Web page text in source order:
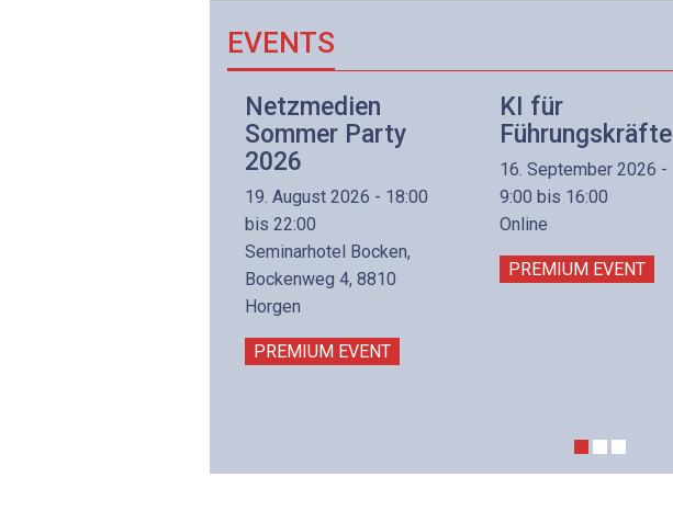
EVENTS
Netzmedien
Sommer Party
2026
19. August 2026 - 18:00
bis 22:00
Seminarhotel Bocken,
Bockenweg 4, 8810
Horgen
PREMIUM EVENT
KI für
Führungskräfte
16. September 2026 -
9:00 bis 16:00
Online
PREMIUM EVENT